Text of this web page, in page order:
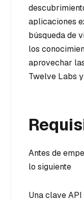
aplicaciones
búsqueda de
los
aprovechar
Twelve Labs
Antes de
lo siguiente
Una clave